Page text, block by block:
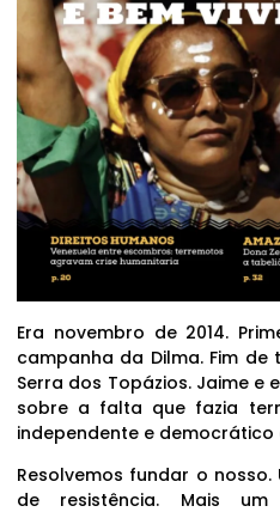
Era novembro de 2014.
campanha da Dilma. Fim de
Serra dos Topázios. Jaime e
sobre a falta que fazia
independente e
Resolvemos fundar o
de resistência. Mais